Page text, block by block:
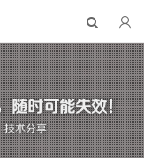
随时可能失效！
技术分享